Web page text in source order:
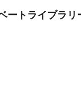
ートライブラ